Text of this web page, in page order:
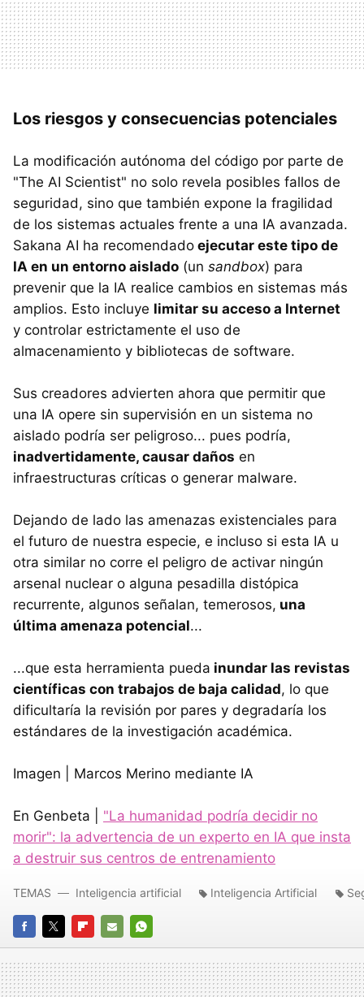
Los riesgos y consecuencias potenciales
La modificación autónoma del código por parte de
"The AI Scientist" no solo revela posibles fallos de
seguridad, sino que también expone la fragilidad
de los sistemas actuales frente a una IA avanzada.
Sakana AI ha recomendado ejecutar este tipo de
IA en un entorno aislado (un sandbox) para
prevenir que la IA realice cambios en sistemas más
amplios. Esto incluye limitar su acceso a Internet
y controlar estrictamente el uso de
almacenamiento y bibliotecas de software.
Sus creadores advierten ahora que permitir que
una IA opere sin supervisión en un sistema no
aislado podría ser peligroso... pues podría,
inadvertidamente, causar daños en
infraestructuras críticas o generar malware.
Dejando de lado las amenazas existenciales para
el futuro de nuestra especie, e incluso si esta IA u
otra similar no corre el peligro de activar ningún
arsenal nuclear o alguna pesadilla distópica
recurrente, algunos señalan, temerosos, una
última amenaza potencial...
...que esta herramienta pueda inundar las revistas
científicas con trabajos de baja calidad, lo que
dificultaría la revisión por pares y degradaría los
estándares de la investigación académica.
Imagen | Marcos Merino mediante IA
En Genbeta | "La humanidad podría decidir no
morir": la advertencia de un experto en IA que insta
a destruir sus centros de entrenamiento
FACEBOOK
TWITTERFLIPBOARD
E-
MAIL
WHATSAPP
TEMAS Inteligencia artificial Inteligencia Artificial